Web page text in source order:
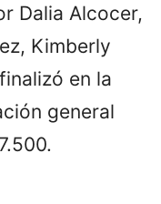
Dalia Alcocer,
Kimberly
en la
general